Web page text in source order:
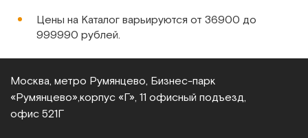
Цены на Каталог варьируются от 36900 до
999990 рублей.
Москва, метро Румянцево, Бизнес‑парк
«Румянцево», корпус «Г», 11 офисный подъезд,
офис 521Г